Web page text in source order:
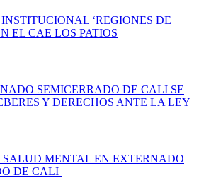
‘REGIONES DE
EL CAE LOS PATIOS
SEMICERRADO DE CALI SE
Y DERECHOS ANTE LA LEY
SALUD MENTAL EN EXTERNADO
DE CALI